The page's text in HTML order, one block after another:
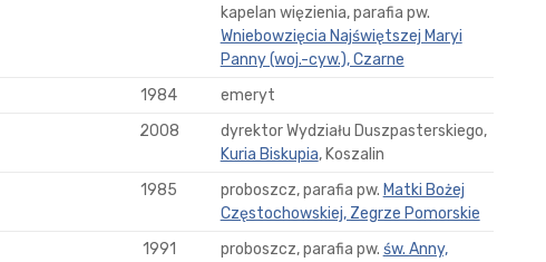
kapelan więzienia, parafia pw.
Wniebowzięcia Najświętszej Maryi
Panny (woj.-cyw.), Czarne
1984
emeryt
2008
dyrektor Wydziału Duszpasterskiego,
Kuria Biskupia, Koszalin
1985 proboszcz, parafia pw. Matki Bożej
Częstochowskiej, Zegrze Pomorskie
1991 proboszcz, parafia pw. św. Anny,